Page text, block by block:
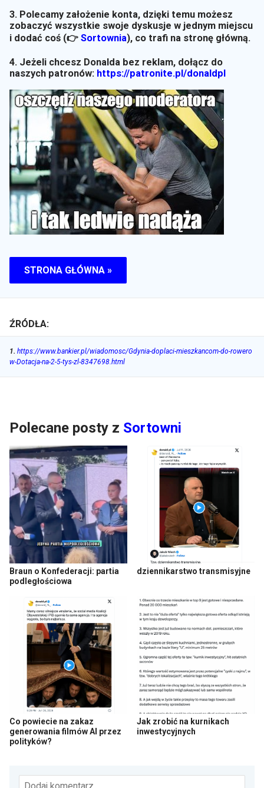
3. Polecamy założenie konta, dzięki temu możesz
zobaczyć wszystkie swoje dyskusje w jednym miejscu
i dodać coś (👉 Sortownia), co trafi na stronę główną.
4. Jeżeli chcesz Donalda bez reklam, dołącz do
naszych patronów: https://patronite.pl/donaldpl
STRONA GŁÓWNA »
ŹRÓDŁA:
1. https://www.bankier.pl/wiadomosc/Gdynia-doplaci-mieszkancom-do-rowero
w-Dotacja-na-2-5-tys-zl-8347698.html
Polecane posty z Sortowni
Braun o Konfederacji: partia
podległościowa
dziennikarstwo transmisyjne
Co powiecie na zakaz
generowania filmów AI przez
polityków?
Jak zrobić na kurnikach
inwestycyjnych